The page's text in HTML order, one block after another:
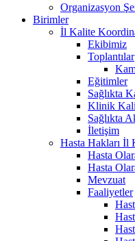
Organizasyon
Birimler
İl Kalite
Ekibimiz
Toplantılar
Eğitimler
Sağlıkta
Klinik
Sağlıkta
İletişim
Hasta Hakları İl
Hasta
Hasta
Mevzuat
Faaliyetler